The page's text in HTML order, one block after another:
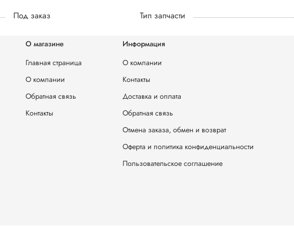
Под заказ Тип запчасти
О магазине
Главная страница
О компании
Обратная связь
Контакты
Информация
О компании
Контакты
Доставка и оплата
Обратная связь
Отмена заказа, обмен и возврат
Оферта и политика конфиденциальности
Пользовательское соглашение